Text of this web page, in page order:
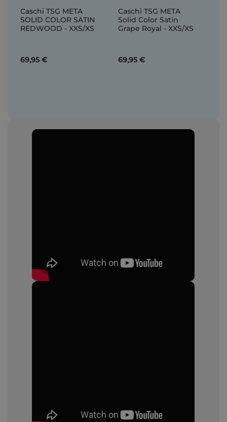
Caschi TSG META
SOLID COLOR SATIN
REDWOOD - XXS/XS
69,95 €
Caschi TSG META
Solid Color Satin
Grape Royal - XXS/XS
69,95 €